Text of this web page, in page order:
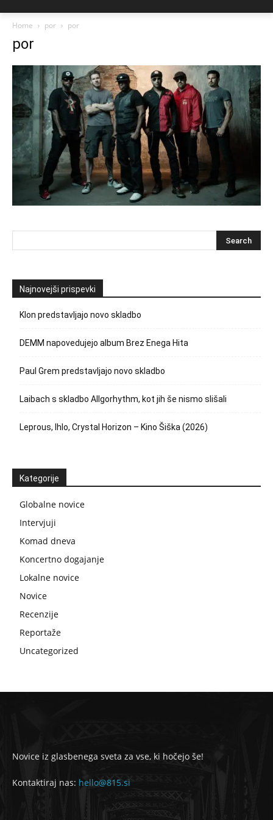
Home por por
por
Najnovejši prispevki
Klon predstavljajo novo skladbo
DEMM napovedujejo album Brez Enega Hita
Paul Grem predstavljajo novo skladbo
Laibach s skladbo Allgorhythm, kot jih še nismo slišali
Leprous, Ihlo, Crystal Horizon – Kino Šiška (2026)
Kategorije
Globalne novice
Intervjuji
Komad dneva
Koncertno dogajanje
Lokalne novice
Novice
Recenzije
Reportaže
Uncategorized
Novice iz glasbenega sveta za vse, ki hočejo še!
Kontaktiraj nas: hello@815.si